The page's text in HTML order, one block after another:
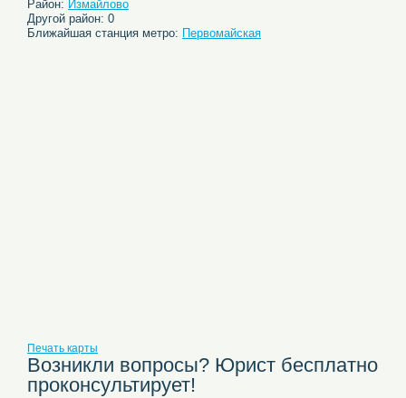
Район: Измайлово
Другой район: 0
Ближайшая станция метро: Первомайская
Печать карты
Возникли вопросы? Юрист бесплатно
проконсультирует!